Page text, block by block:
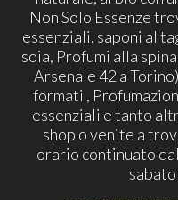
Non Solo Essenze
essenziali, saponi al
soia, Profumi alla
Arsenale 42 a
formati ,
essenziali e tanto
shop o venite a
orario continuato